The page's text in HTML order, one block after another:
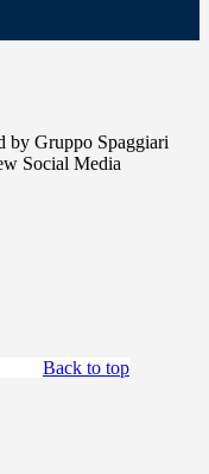
by Gruppo Spaggiari
Social Media
Back to top